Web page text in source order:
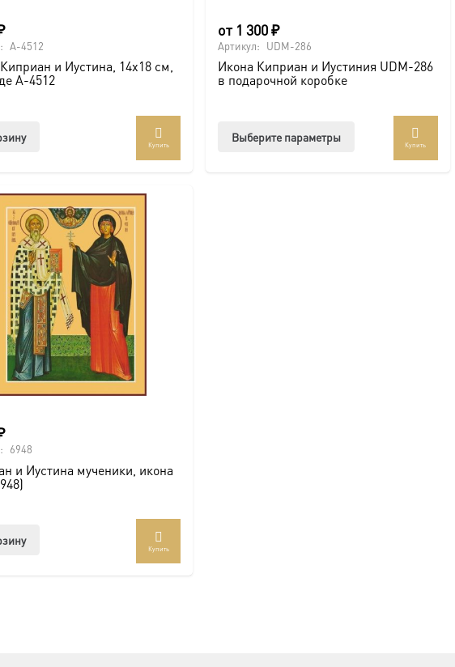
A-4512
и Иустина, 14х18 см,
A-4512
Купить
от 1 300₽
Артикул: UDM-286
Икона Киприан и Иустиния UDM-286
в подарочной коробке
Выберите параметры
Купить
6948
и Иустина мученики, икона
Купить